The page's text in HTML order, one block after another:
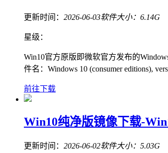
更新时间： 2026-06-03软件大小： 6.14G
星级：
Win10官方原版即微软官方发布的
件名：Windows 10 (consumer editions),
前往下载
Win10纯净版镜像下载-
更新时间： 2026-06-02软件大小： 5.03G